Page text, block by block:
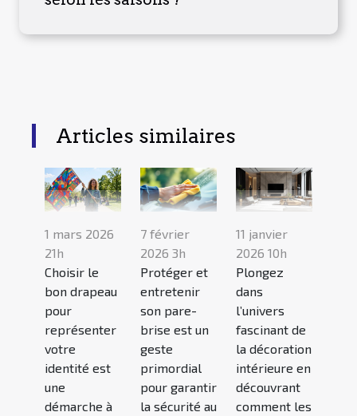
Articles similaires
1 mars 2026
21h
Choisir le
bon drapeau
pour
représenter
votre
identité est
une
démarche à
7 février
2026 3h
Protéger et
entretenir
son pare-
brise est un
geste
primordial
pour garantir
la sécurité au
11 janvier
2026 10h
Plongez
dans
l’univers
fascinant de
la décoration
intérieure en
découvrant
comment les